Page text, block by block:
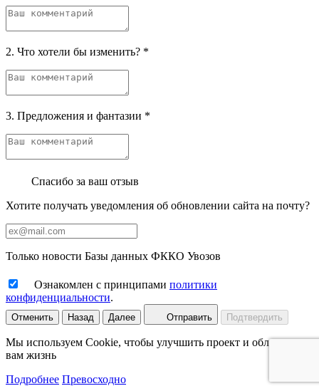
2. Что хотели бы изменить? *
3. Предложения и фантазии *
Спасибо за ваш отзыв
Хотите получать уведомления об обновлении сайта на почту?
Только новости Базы данных ФККО Увозов
Ознакомлен с принципами политики
конфиденциальности.
Отменить Назад Далее Отправить Подтвердить
Мы используем Cookie, чтобы улучшить проект и облегчить
вам жизнь
Подробнее Превосходно